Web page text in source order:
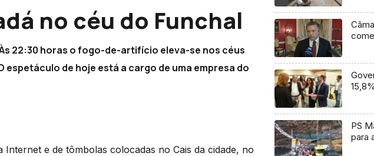
no céu do Funchal
22:30 horas o fogo-de-artifício eleva-se nos céus
espetáculo de hoje está a cargo de uma empresa do
e de tômbolas colocadas no Cais da cidade, no
PS
para